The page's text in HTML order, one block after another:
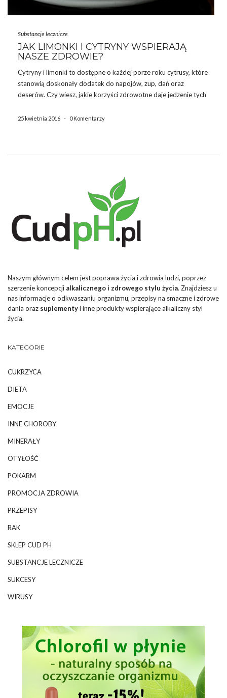
Substancje lecznicze
JAK LIMONKI I CYTRYNY WSPIERAJĄ
NASZE ZDROWIE?
Cytryny i limonki to dostępne o każdej porze roku cytrusy, które
stanowią doskonały dodatek do napojów, zup, dań oraz
deserów. Czy wiesz, jakie korzyści zdrowotne daje jedzenie tych
metabolizm, układ trawienny, układ krwionośny oraz wspomaga
25 kwietnia 2016 - 0 Komentarzy
Naszym głównym celem jest poprawa życia i zdrowia ludzi, poprzez
szerzenie koncepcji alkalicznego i zdrowego stylu życia. Znajdziesz u
nas informacje o odkwaszaniu organizmu, przepisy na smaczne i zdrowe
dania oraz suplementyi inne produkty wspierające alkaliczny styl
życia.
KATEGORIE
CUKRZYCA
DIETA
EMOCJE
INNE CHOROBY
MINERAŁY
OTYŁOŚĆ
POKARM
PROMOCJA ZDROWIA
PRZEPISY
RAK
SKLEP CUD PH
SUBSTANCJE LECZNICZE
SUKCESY
WIRUSY